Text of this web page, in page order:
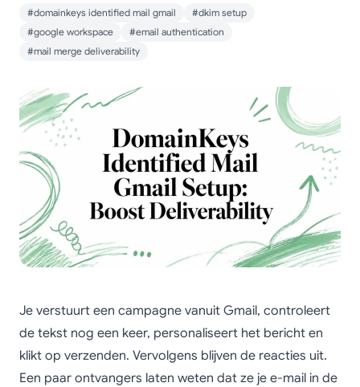
#domainkeys identified mail gmail
#dkim setup
#google workspace
#email authentication
#mail merge deliverability
Je verstuurt een campagne vanuit Gmail, controleert
de tekst nog een keer, personaliseert het bericht en
klikt op verzenden. Vervolgens blijven de reacties uit.
Een paar ontvangers laten weten dat ze je e-mail in de